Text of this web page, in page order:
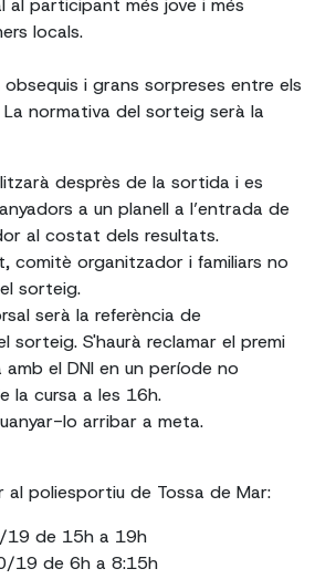
al participant més jove i més
locals.
i grans sorpreses entre els
normativa del sorteig serà la
desprès de la sortida i es
a un planell a l’entrada de
al costat dels resultats.
comitè organitzador i familiars no
sorteig.
serà la referència de
sorteig. S'haurà reclamar el premi
el DNI en un període no
la cursa a les 16h.
lo arribar a meta.
al poliesportiu de Tossa de Mar:
de 15h a 19h
19 de 6h a 8:15h